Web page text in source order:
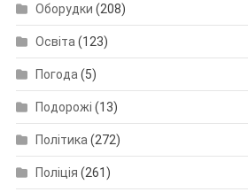
Оборудки (208)
Освіта (123)
Погода (5)
Подорожі (13)
Політика (272)
Поліція (261)